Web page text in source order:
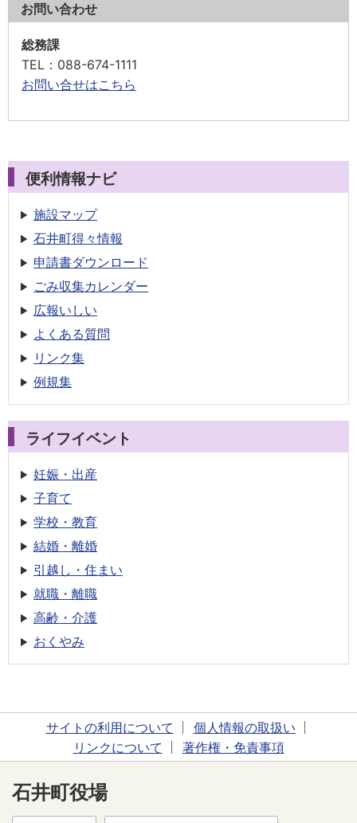
お問い合わせ
総務課
TEL ：088-674-1111
お問い合せはこちら
便利情報ナビ
施設マップ
石井町得々情報
申請書ダウンロード
ごみ収集カレンダー
広報いしい
よくある質問
リンク集
例規集
ライフイベント
妊娠・出産
子育て
学校・教育
結婚・離婚
引越し・住まい
就職・離職
高齢・介護
おくやみ
サイトの利用について
個人情報の取扱い
リンクについて
著作権・免責事項
石井町役場